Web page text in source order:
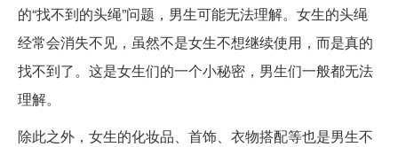
的“找不到的头绳”问题，男生可能无法理解。女生的头绳
经常会消失不见，虽然不是女生不想继续使用，而是真的
找不到了。这是女生们的一个小秘密，男生们一般都无法
理解。
除此之外，女生的化妆品、首饰、衣物搭配等也是男生不